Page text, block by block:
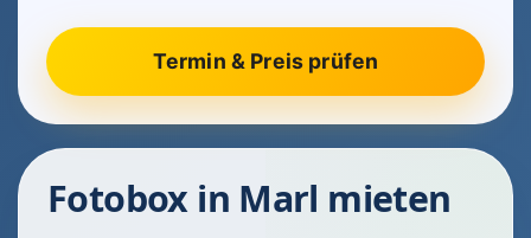
Fotobox in Marl mieten